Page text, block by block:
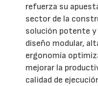
refuerza su
sector de la
solución potente y
diseño modular,
ergonomía
mejorar la
calidad de